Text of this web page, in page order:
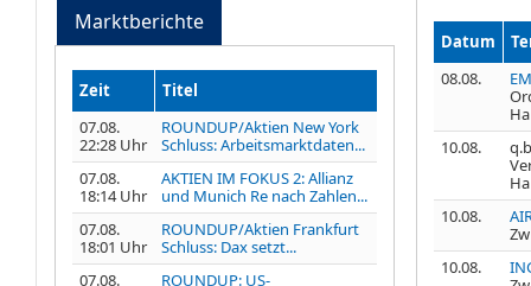
Marktberichte
Zeit
Titel
07.08.
22:28 Uhr
ROUNDUP/Aktien New York
Schluss: Arbeitsmarktdaten...
07.08.
18:14 Uhr
AKTIEN IM FOKUS 2: Allianz
und Munich Re nach Zahlen...
07.08.
18:01 Uhr
ROUNDUP/Aktien Frankfurt
Schluss: Dax setzt...
07.08.
ROUNDUP: US-
Datum
08.08.
10.08.
10.08.
10.08.